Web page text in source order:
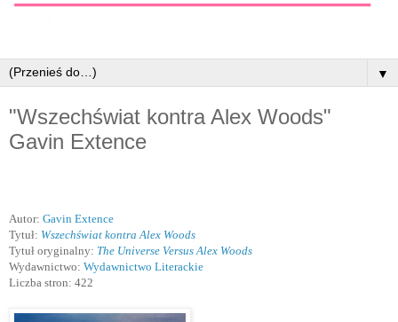
▼
"Wszechświat kontra Alex Woods"
Gavin Extence
Autor: Gavin Extence
Tytuł: Wszechświat kontra Alex Woods
Tytuł oryginalny: The Universe Versus Alex Woods
Wydawnictwo: Wydawnictwo Literackie
Liczba stron: 422